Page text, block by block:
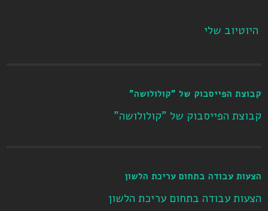
היוטיוב שלי
קבוצת הפייסבוק של "קולולושה"
קבוצת הפייסבוק של "קולולושה"
הצעות עבודה בתחום עריכת הלשון
הצעות עבודה בתחום עריכת הלשון